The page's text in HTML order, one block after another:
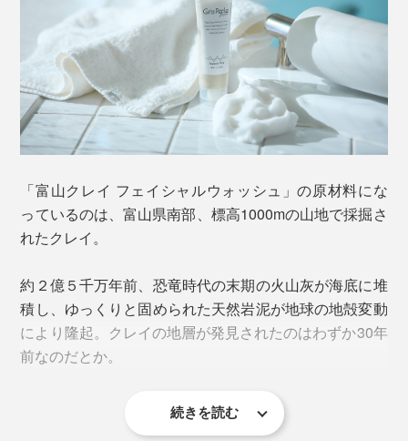
クレイは、皮脂や汚れ・古い角質を吸着しやすく、古く
から美容に取り入れられてきた天然素材。
汚れを磁石のように引きつける性質があることも分かっ
ています。
脂や汚れなどを取り込むのと交換に、シリカ・カルシウ
ム・マグネシウムなどのミネラル成分を肌に届けるた
め、うるおいもキープされるのです。
「富山クレイ フェイシャルウォッシュ」の原材料にな
っているのは、富山県南部、標高1000mの山地で採掘さ
れたクレイ。
約２億５千万年前、恐竜時代の末期の火山灰が海底に堆
積し、ゆっくりと固められた天然岩泥が地球の地殻変動
により隆起。クレイの地層が発見されたのはわずか30年
前なのだとか。
続きを読む